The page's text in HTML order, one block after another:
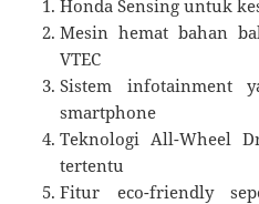
Honda Sensing untuk
Mesin hemat bahan
VTEC
Sistem infotainment
smartphone
Teknologi All-Wheel
tertentu
Fitur eco-friendly